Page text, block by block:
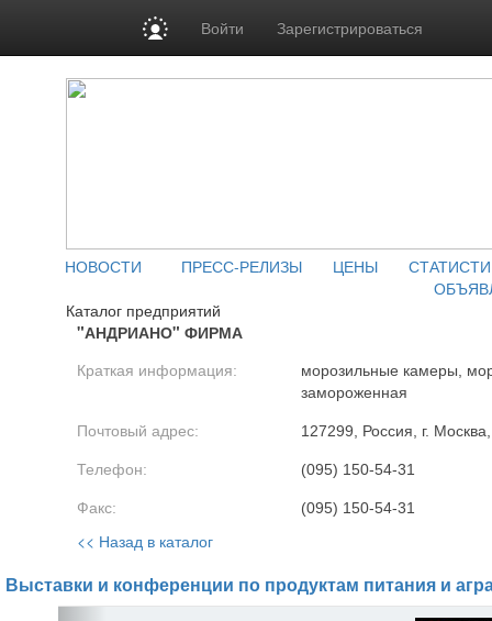
Войти Зарегистрироваться
НОВОСТИ ПРЕСС-РЕЛИЗЫ ЦЕНЫ
Каталог предприятий
"АНДРИАНО" ФИРМА
Краткая информация:
морозильные камеры,
замороженная
Почтовый адрес: 127299, Россия, г.
Телефон: (095) 150-54-31
Факс: (095) 150-54-31
<< Назад в каталог
Выставки и конференции по продуктам питания и